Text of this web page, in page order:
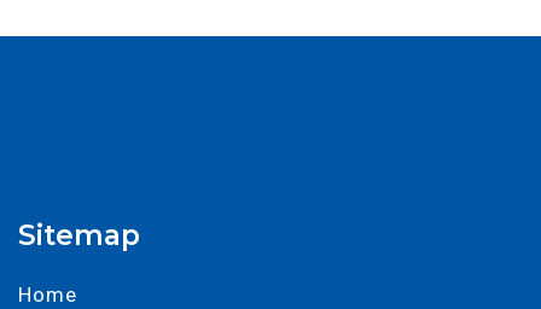
Sitemap
Home